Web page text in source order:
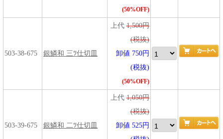
(50%OFF)
503-38-675 銀鱗和 三ﾂ仕切皿
上代 1,500円
(税抜)
卸値 750円
(税抜)
(50%OFF)
503-39-675 銀鱗和 二ﾂ仕切皿
上代 1,050円
(税抜)
卸値 525円